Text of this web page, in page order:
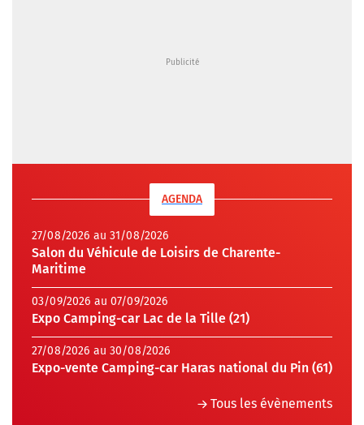
AGENDA
27/08/2026 au 31/08/2026
Salon du Véhicule de Loisirs de Charente-
Maritime
03/09/2026 au 07/09/2026
Expo Camping-car Lac de la Tille (21)
27/08/2026 au 30/08/2026
Expo-vente Camping-car Haras national du Pin (61)
Tous les évènements